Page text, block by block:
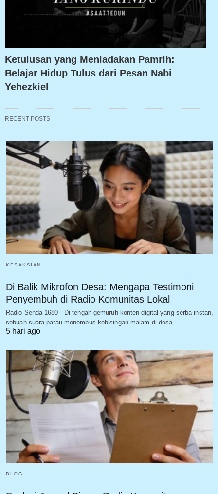
Ketulusan yang Meniadakan Pamrih:
Belajar Hidup Tulus dari Pesan Nabi
Yehezkiel
RECENT POSTS
KESAKSIAN
Di Balik Mikrofon Desa: Mengapa Testimoni
Penyembuh di Radio Komunitas Lokal
Radio Senda 1680 - Di tengah gemuruh konten digital yang serba instan,
sebuah suara parau menembus kebisingan malam di desa…
5 hari ago
BLOG